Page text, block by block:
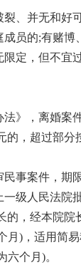
、并无和好
员的;有赌
定，但不宜
》，离婚案
的，超过部分
事案件，期
级人民法院
的，经本院
月)，适用简
六个月)。